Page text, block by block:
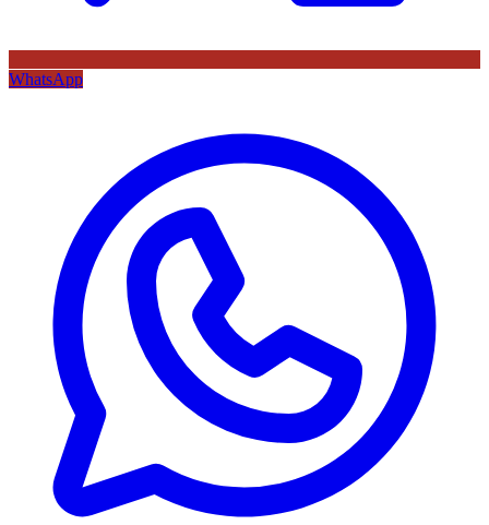
WhatsApp